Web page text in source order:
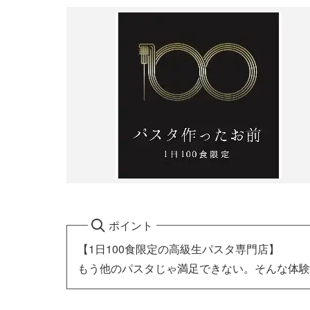
ポイント
【1日100食限定の高級生パスタ専門店】
もう他のパスタじゃ満足できない。そんな体